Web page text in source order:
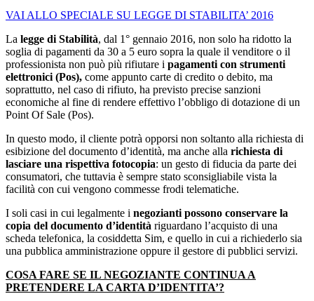
VAI ALLO SPECIALE SU LEGGE DI STABILITA’ 2016
La legge di Stabilità, dal 1° gennaio 2016, non solo ha ridotto la
soglia di pagamenti da 30 a 5 euro sopra la quale il venditore o il
professionista non può più rifiutare i pagamenti con strumenti
elettronici (Pos), come appunto carte di credito o debito, ma
soprattutto, nel caso di rifiuto, ha previsto precise sanzioni
economiche al fine di rendere effettivo l’obbligo di dotazione di un
Point Of Sale (Pos).
In questo modo, il cliente potrà opporsi non soltanto alla richiesta di
esibizione del documento d’identità, ma anche alla richiesta di
lasciare una rispettiva fotocopia: un gesto di fiducia da parte dei
consumatori, che tuttavia è sempre stato sconsigliabile vista la
facilità con cui vengono commesse frodi telematiche.
I soli casi in cui legalmente i negozianti possono conservare la
copia del documento d’identità riguardano l’acquisto di una
scheda telefonica, la cosiddetta Sim, e quello in cui a richiederlo sia
una pubblica amministrazione oppure il gestore di pubblici servizi.
COSA FARE SE IL NEGOZIANTE CONTINUA A
PRETENDERE LA CARTA D’IDENTITA’?